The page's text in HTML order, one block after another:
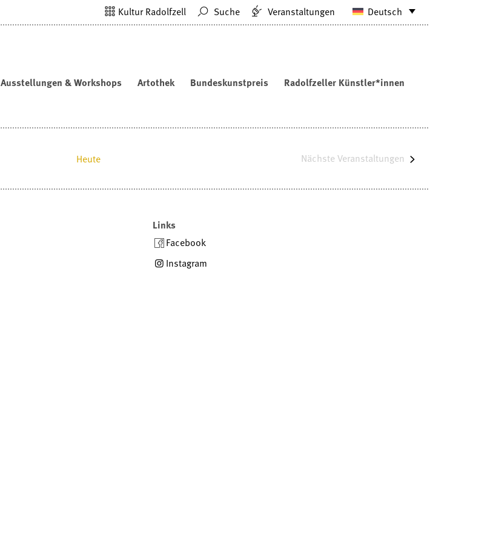
Deutsch
Kultur Radolfzell Suche Veranstaltungen
Ausstellungen & Workshops Artothek Bundeskunstpreis Radolfzeller Künstler*innen
Heute Nächste Veranstaltungen
Links
Facebook
Instagram